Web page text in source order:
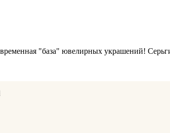
"база" ювелирных украшений!